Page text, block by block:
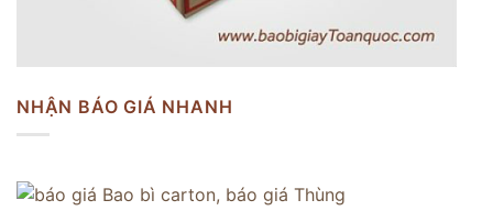
NHẬN BÁO GIÁ NHANH